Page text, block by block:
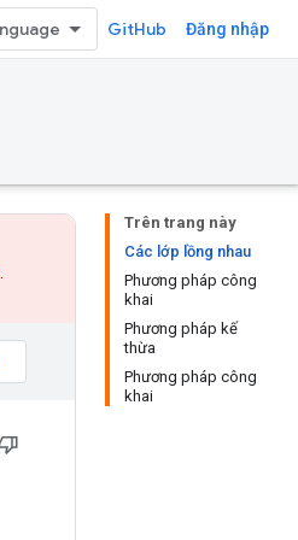
GitHub Đăng nhập
Trên trang này
Các lớp lồng nhau
Phương pháp công
khai
Phương pháp kế
thừa
Phương pháp công
khai